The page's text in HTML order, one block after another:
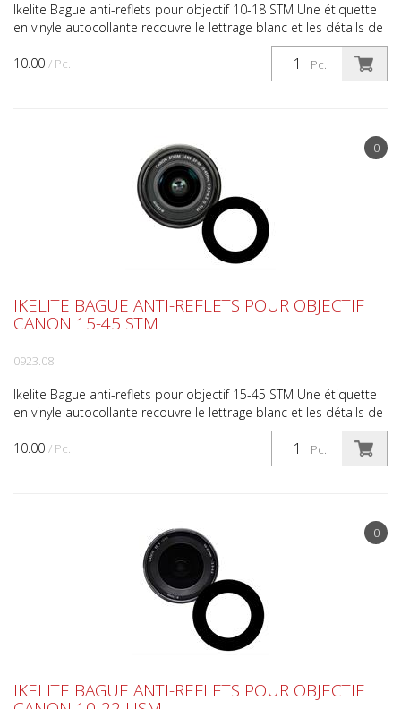
10.00 / Pc. Pc.
Ikelite Bague anti-reflets pour objectif 10-18 STM Une étiquette
en vinyle autocollante recouvre le lettrage blanc et les détails de
0
10.00 / Pc. Pc.
IKELITE BAGUE ANTI-REFLETS POUR OBJECTIF
CANON 15-45 STM
0923.08
Ikelite Bague anti-reflets pour objectif 15-45 STM Une étiquette
en vinyle autocollante recouvre le lettrage blanc et les détails de
0
IKELITE BAGUE ANTI-REFLETS POUR OBJECTIF